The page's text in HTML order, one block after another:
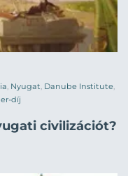
Nyugat Danube Institute
díj
civilizációt?